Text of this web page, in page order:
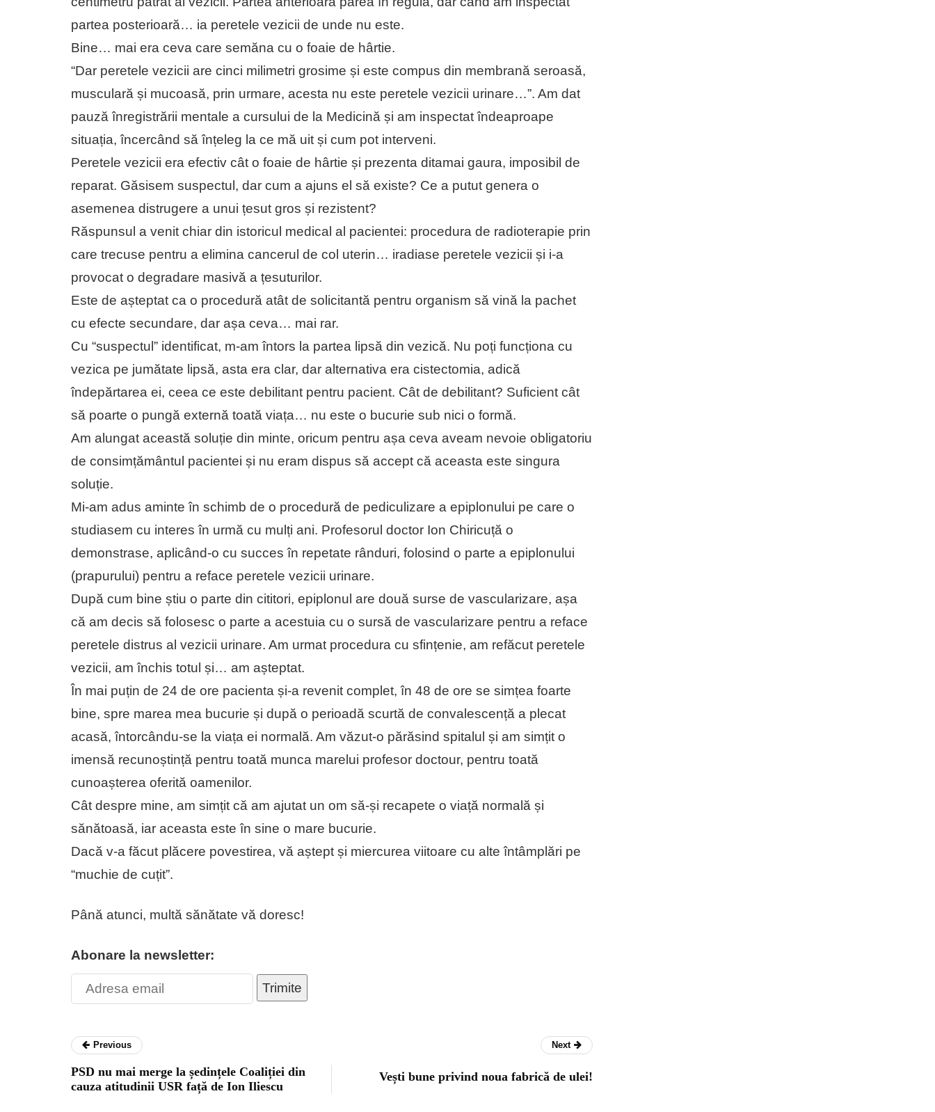
partea posterioară… ia peretele vezicii de unde nu este.
Bine… mai era ceva care semăna cu o foaie de hârtie.
“Dar peretele vezicii are cinci milimetri grosime și este compus din membrană seroasă,
musculară și mucoasă, prin urmare, acesta nu este peretele vezicii urinare…”. Am dat
pauză înregistrării mentale a cursului de la Medicină și am inspectat îndeaproape
situația, încercând să înțeleg la ce mă uit și cum pot interveni.
Peretele vezicii era efectiv cât o foaie de hârtie și prezenta ditamai gaura, imposibil de
reparat. Găsisem suspectul, dar cum a ajuns el să existe? Ce a putut genera o
asemenea distrugere a unui țesut gros și rezistent?
Răspunsul a venit chiar din istoricul medical al pacientei: procedura de radioterapie prin
care trecuse pentru a elimina cancerul de col uterin… iradiase peretele vezicii și i-a
provocat o degradare masivă a țesuturilor.
Este de așteptat ca o procedură atât de solicitantă pentru organism să vină la pachet
cu efecte secundare, dar așa ceva… mai rar.
Cu “suspectul” identificat, m-am întors la partea lipsă din vezică. Nu poți funcționa cu
vezica pe jumătate lipsă, asta era clar, dar alternativa era cistectomia, adică
îndepărtarea ei, ceea ce este debilitant pentru pacient. Cât de debilitant? Suficient cât
să poarte o pungă externă toată viața… nu este o bucurie sub nici o formă.
Am alungat această soluție din minte, oricum pentru așa ceva aveam nevoie obligatoriu
de consimțământul pacientei și nu eram dispus să accept că aceasta este singura
soluție.
Mi-am adus aminte în schimb de o procedură de pediculizare a epiplonului pe care o
studiasem cu interes în urmă cu mulți ani. Profesorul doctor Ion Chiricuță o
demonstrase, aplicând-o cu succes în repetate rânduri, folosind o parte a epiplonului
(prapurului) pentru a reface peretele vezicii urinare.
După cum bine știu o parte din cititori, epiplonul are două surse de vascularizare, așa
că am decis să folosesc o parte a acestuia cu o sursă de vascularizare pentru a reface
peretele distrus al vezicii urinare. Am urmat procedura cu sfințenie, am refăcut peretele
vezicii, am închis totul și… am așteptat.
În mai puțin de 24 de ore pacienta și-a revenit complet, în 48 de ore se simțea foarte
bine, spre marea mea bucurie și după o perioadă scurtă de convalescență a plecat
acasă, întorcându-se la viața ei normală. Am văzut-o părăsind spitalul și am simțit o
imensă recunoștință pentru toată munca marelui profesor doctour, pentru toată
cunoașterea oferită oamenilor.
Cât despre mine, am simțit că am ajutat un om să-și recapete o viață normală și
sănătoasă, iar aceasta este în sine o mare bucurie.
Dacă v-a făcut plăcere povestirea, vă aștept și miercurea viitoare cu alte întâmplări pe
“muchie de cuțit”.
Până atunci, multă sănătate vă doresc!
Abonare la newsletter:
Trimite
Previous
PSD nu mai merge la ședințele Coaliției din
cauza atitudinii USR față de Ion Iliescu
Next
Vești bune privind noua fabrică de ulei!